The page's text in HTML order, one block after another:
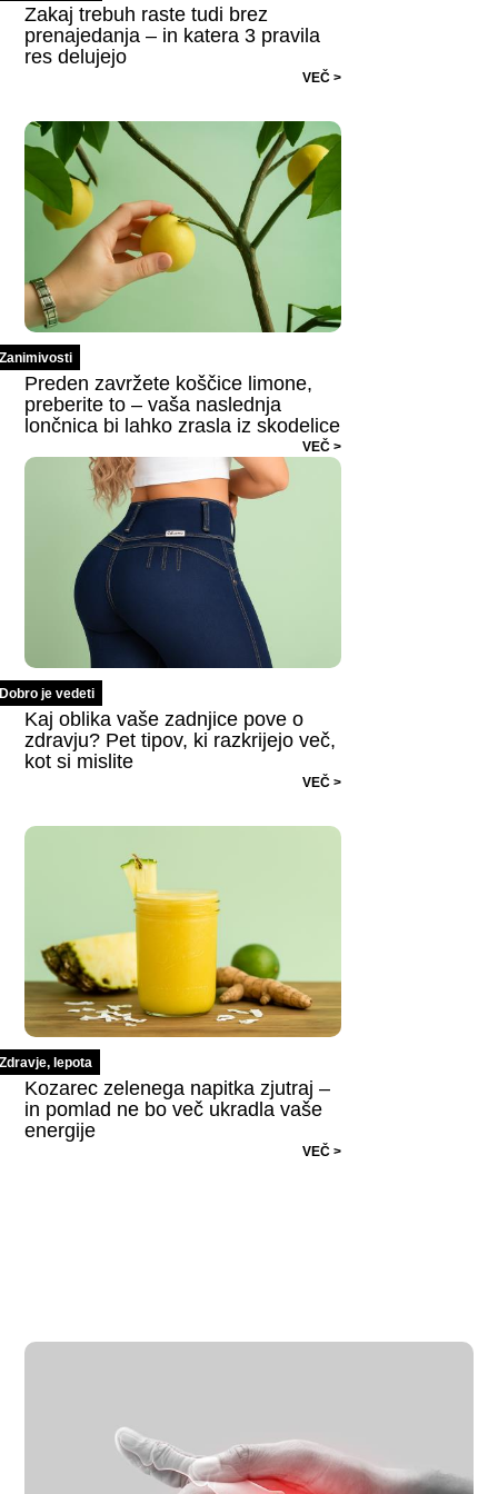
Zakaj trebuh raste tudi brez
prenajedanja – in katera 3 pravila
res delujejo
VEČ >
Zanimivosti
Preden zavržete koščice limone,
preberite to – vaša naslednja
lončnica bi lahko zrasla iz skodelice
VEČ >
Dobro je vedeti
Kaj oblika vaše zadnjice pove o
zdravju? Pet tipov, ki razkrijejo več,
kot si mislite
VEČ >
Zdravje, lepota
Kozarec zelenega napitka zjutraj –
in pomlad ne bo več ukradla vaše
energije
VEČ >